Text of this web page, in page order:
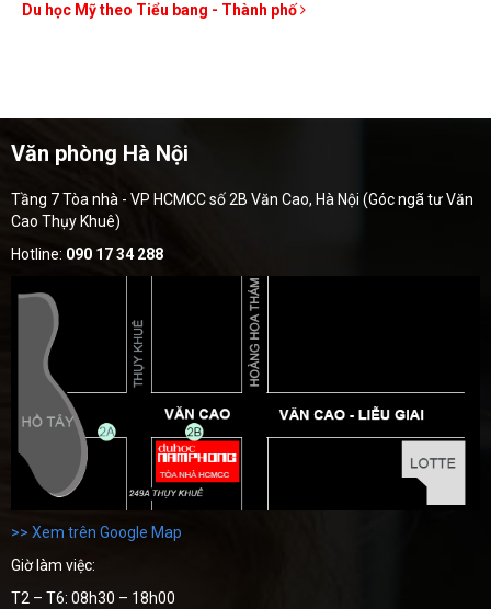
Du học Mỹ theo Tiểu bang - Thành phố
Văn phòng Hà Nội
Tầng 7 Tòa nhà - VP HCMCC số 2B Văn Cao, Hà Nội (Góc ngã tư Văn
Cao Thụy Khuê)
Hotline: 090 17 34 288
>> Xem trên Google Map
Giờ làm việc:
T2 – T6: 08h30 – 18h00